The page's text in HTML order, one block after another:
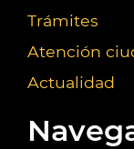
Trámites
Atención
Actualidad